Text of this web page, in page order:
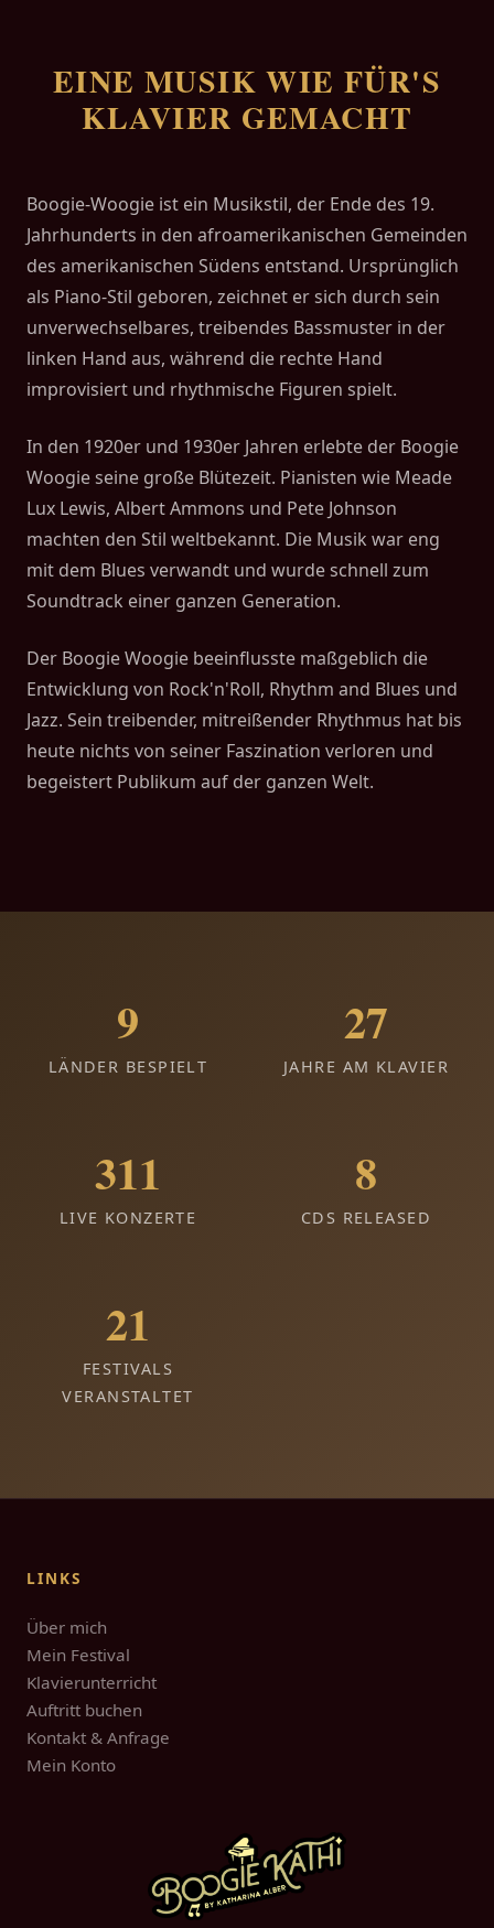
EINE MUSIK WIE FÜR'S
KLAVIER GEMACHT
Boogie-Woogie ist ein Musikstil, der Ende des 19.
Jahrhunderts in den afroamerikanischen Gemeinden
des amerikanischen Südens entstand. Ursprünglich
als Piano-Stil geboren, zeichnet er sich durch sein
unverwechselbares, treibendes Bassmuster in der
linken Hand aus, während die rechte Hand
improvisiert und rhythmische Figuren spielt.
In den 1920er und 1930er Jahren erlebte der Boogie
Woogie seine große Blütezeit. Pianisten wie Meade
Lux Lewis, Albert Ammons und Pete Johnson
machten den Stil weltbekannt. Die Musik war eng
mit dem Blues verwandt und wurde schnell zum
Soundtrack einer ganzen Generation.
Der Boogie Woogie beeinflusste maßgeblich die
Entwicklung von Rock'n'Roll, Rhythm and Blues und
Jazz. Sein treibender, mitreißender Rhythmus hat bis
heute nichts von seiner Faszination verloren und
begeistert Publikum auf der ganzen Welt.
9
LÄNDER BESPIELT
27
JAHRE AM KLAVIER
311
LIVE KONZERTE
8
CDS RELEASED
21
FESTIVALS
VERANSTALTET
LINKS
Über mich
Mein Festival
Klavierunterricht
Auftritt buchen
Kontakt & Anfrage
Mein Konto